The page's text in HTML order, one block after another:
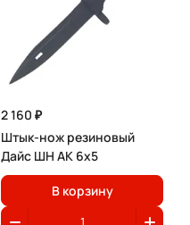
2 160 ₽
Штык-нож резиновый
Дайс ШН АК 6х5
В корзину